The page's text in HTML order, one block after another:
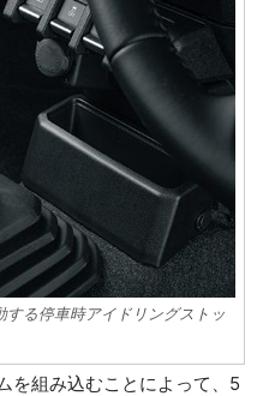
る停車時アイドリングストッ
を組み込むことによって、5